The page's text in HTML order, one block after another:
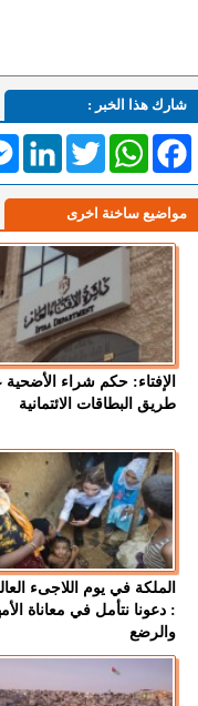
شارك هذا الخبر :
LinkedInTwitterWhatsAppFacebook
مواضيع ساخنة اخرى
الإفتاء: حكم شراء
طريق البطاقات الائتمانية
الملكة في يوم اللاجىء
: دعونا نتأمل في معاناة
والرضع